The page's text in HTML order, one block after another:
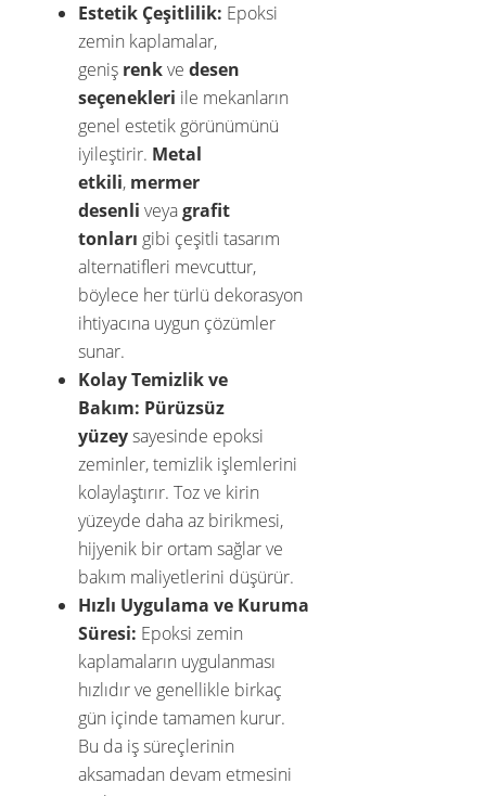
Estetik Çeşitlilik: Epoksi
zemin kaplamalar,
geniş renkvedesen
seçenekleri ile mekanların
genel estetik görünümünü
iyileştirir. Metal
etkili, mermer
desenli veyagrafit
tonları gibi çeşitli tasarım
alternatifleri mevcuttur,
böylece her türlü dekorasyon
ihtiyacına uygun çözümler
sunar.
Kolay Temizlik ve
Bakım: Pürüzsüz
yüzeysayesinde epoksi
zeminler, temizlik işlemlerini
kolaylaştırır. Toz ve kirin
yüzeyde daha az birikmesi,
hijyenik bir ortam sağlar ve
bakım maliyetlerini düşürür.
Hızlı Uygulama ve Kuruma
Süresi: Epoksi zemin
kaplamaların uygulanması
hızlıdır ve genellikle birkaç
gün içinde tamamen kurur.
Bu da iş süreçlerinin
aksamadan devam etmesini